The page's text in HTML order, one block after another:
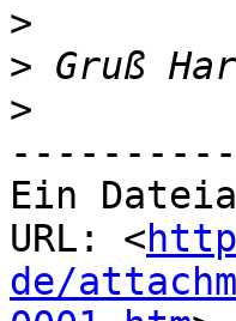
>
>
>
Ein
URL: <
de/